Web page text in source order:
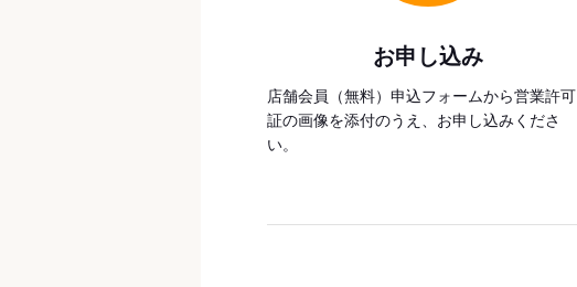
お申し込み
店舗会員（無料）申込フォームから営業許可
証の画像を添付のうえ、お申し込みくださ
い。